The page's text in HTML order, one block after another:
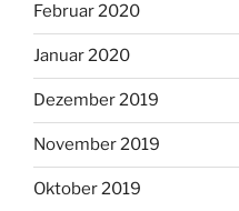
Februar 2020
Januar 2020
Dezember 2019
November 2019
Oktober 2019